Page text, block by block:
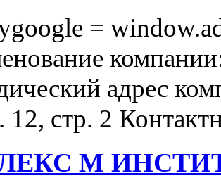
=
адрес
12, стр. 2
М